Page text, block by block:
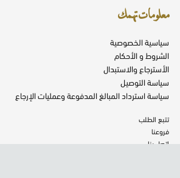
معلومات تهمك
سياسية الخصوصية
الشروط و الأحكام
الأسترجاع والاستبدال
سياسة التوصيل
سياسة استرداد المبالغ المدفوعة وعمليات الإرجاع
تتبع الطلب
فروعنا
اتصل بنا